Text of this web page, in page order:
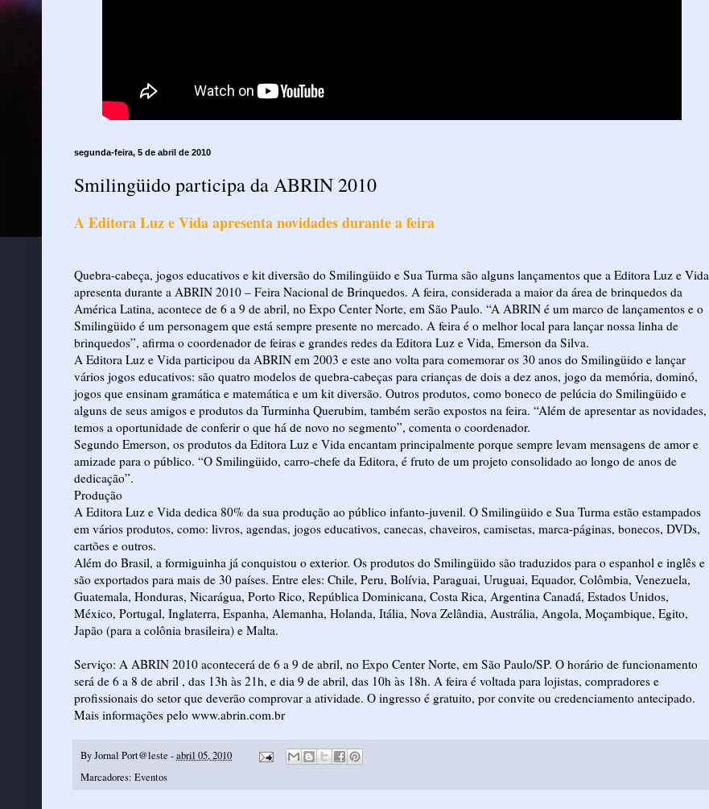
segunda-feira, 5 de abril de 2010
Smilingüido participa da ABRIN 2010
A Editora Luz e Vida apresenta novidades durante a feira
Quebra-cabeça, jogos educativos e kit diversão do Smilingüido e Sua Turma são alguns lançamentos que a Editora Luz e Vida
apresenta durante a ABRIN 2010 – Feira Nacional de Brinquedos. A feira, considerada a maior da área de brinquedos da
América Latina, acontece de 6 a 9 de abril, no Expo Center Norte, em São Paulo. “A ABRIN é um marco de lançamentos e o
Smilingüido é um personagem que está sempre presente no mercado. A feira é o melhor local para lançar nossa linha de
brinquedos”, afirma o coordenador de feiras e grandes redes da Editora Luz e Vida, Emerson da Silva.
A Editora Luz e Vida participou da ABRIN em 2003 e este ano volta para comemorar os 30 anos do Smilingüido e lançar
vários jogos educativos: são quatro modelos de quebra-cabeças para crianças de dois a dez anos, jogo da memória, dominó,
jogos que ensinam gramática e matemática e um kit diversão. Outros produtos, como boneco de pelúcia do Smilingüido e
alguns de seus amigos e produtos da Turminha Querubim, também serão expostos na feira. “Além de apresentar as novidades,
temos a oportunidade de conferir o que há de novo no segmento”, comenta o coordenador.
Segundo Emerson, os produtos da Editora Luz e Vida encantam principalmente porque sempre levam mensagens de amor e
amizade para o público. “O Smilingüido, carro-chefe da Editora, é fruto de um projeto consolidado ao longo de anos de
dedicação”.
Produção
A Editora Luz e Vida dedica 80% da sua produção ao público infanto-juvenil. O Smilingüido e Sua Turma estão estampados
em vários produtos, como: livros, agendas, jogos educativos, canecas, chaveiros, camisetas, marca-páginas, bonecos, DVDs,
cartões e outros.
Além do Brasil, a formiguinha já conquistou o exterior. Os produtos do Smilingüido são traduzidos para o espanhol e inglês e
são exportados para mais de 30 países. Entre eles: Chile, Peru, Bolívia, Paraguai, Uruguai, Equador, Colômbia, Venezuela,
Guatemala, Honduras, Nicarágua, Porto Rico, República Dominicana, Costa Rica, Argentina Canadá, Estados Unidos,
México, Portugal, Inglaterra, Espanha, Alemanha, Holanda, Itália, Nova Zelândia, Austrália, Angola, Moçambique, Egito,
Japão (para a colônia brasileira) e Malta.
Serviço: A ABRIN 2010 acontecerá de 6 a 9 de abril, no Expo Center Norte, em São Paulo/SP. O horário de funcionamento
será de 6 a 8 de abril , das 13h às 21h, e dia 9 de abril, das 10h às 18h. A feira é voltada para lojistas, compradores e
profissionais do setor que deverão comprovar a atividade. O ingresso é gratuito, por convite ou credenciamento antecipado.
Mais informações pelo www.abrin.com.br
ByJornal Port@leste -abril 05, 2010
Marcadores: Eventos